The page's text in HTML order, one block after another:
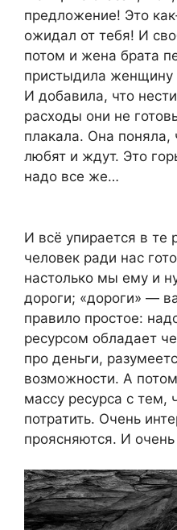
предложение! Это
ожидал от тебя! И
потом и жена брата
пристыдила женщину
И добавила, что
расходы они не
плакала. Она поняла,
любят и ждут. Это
надо все же…
И всё упирается в те
человек ради нас
настолько мы ему и
дороги; «дороги» —
правило простое:
ресурсом обладает
про деньги,
возможности. А
массу ресурса с тем,
потратить. Очень
проясняются. И